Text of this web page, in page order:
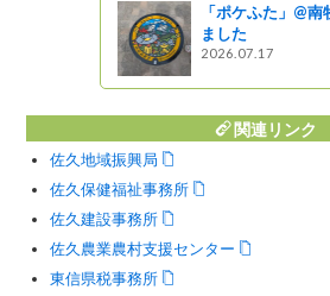
「ポケふた」@南
ました
2026.07.17
関連リンク
佐久地域振興局
佐久保健福祉事務所
佐久建設事務所
佐久農業農村支援センター
東信県税事務所